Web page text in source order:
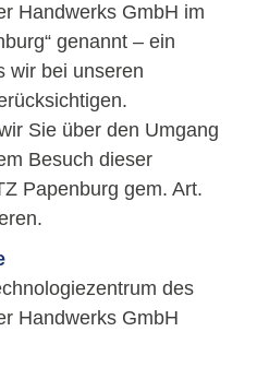
Handwerks GmbH im
genannt – ein
wir bei unseren
Sie über den Umgang
Besuch dieser
Papenburg gem. Art.
des
Handwerks GmbH